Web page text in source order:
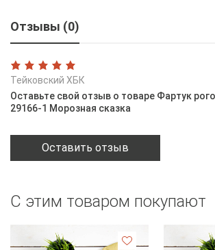
Отзывы (0)
Тейковский ХБК
Оставьте свой отзыв о товаре Фартук
29166-1 Морозная сказка
Оставить отзыв
С этим товаром покупают